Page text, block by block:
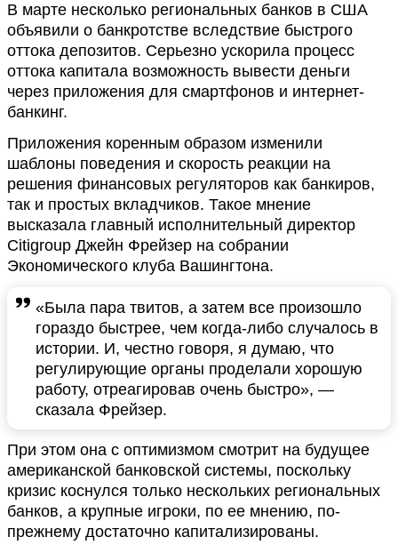
В марте несколько региональных банков в США
объявили о банкротстве вследствие быстрого
оттока депозитов. Серьезно ускорила процесс
оттока капитала возможность вывести деньги
через приложения для смартфонов и интернет-
банкинг.
Приложения коренным образом изменили
шаблоны поведения и скорость реакции на
решения финансовых регуляторов как банкиров,
так и простых вкладчиков. Такое мнение
высказала главный исполнительный директор
Citigroup Джейн Фрейзер на собрании
Экономического клуба Вашингтона.
«Была пара твитов, а затем все произошло
гораздо быстрее, чем когда-либо случалось в
истории. И, честно говоря, я думаю, что
регулирующие органы проделали хорошую
работу, отреагировав очень быстро», —
сказала Фрейзер.
При этом она с оптимизмом смотрит на будущее
американской банковской системы, поскольку
кризис коснулся только нескольких региональных
банков, а крупные игроки, по ее мнению, по-
прежнему достаточно капитализированы.